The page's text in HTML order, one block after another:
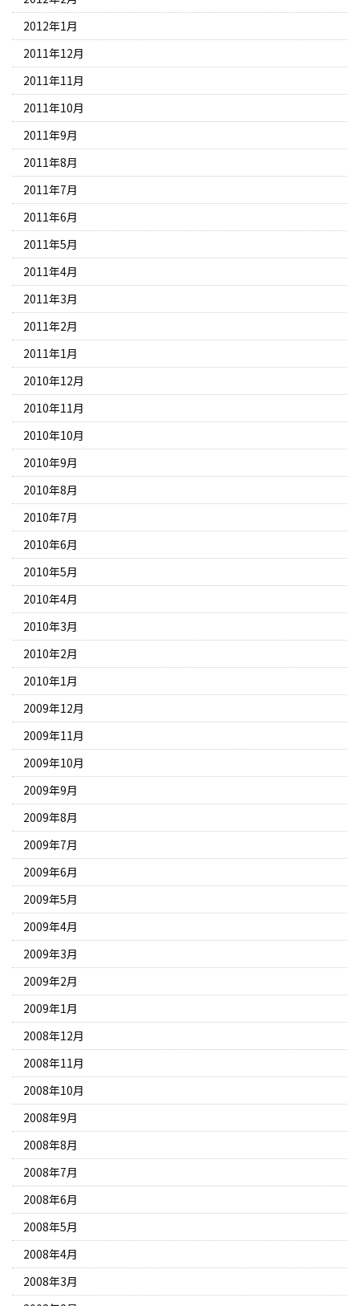
2012年1月
2011年12月
2011年11月
2011年10月
2011年9月
2011年8月
2011年7月
2011年6月
2011年5月
2011年4月
2011年3月
2011年2月
2011年1月
2010年12月
2010年11月
2010年10月
2010年9月
2010年8月
2010年7月
2010年6月
2010年5月
2010年4月
2010年3月
2010年2月
2010年1月
2009年12月
2009年11月
2009年10月
2009年9月
2009年8月
2009年7月
2009年6月
2009年5月
2009年4月
2009年3月
2009年2月
2009年1月
2008年12月
2008年11月
2008年10月
2008年9月
2008年8月
2008年7月
2008年6月
2008年5月
2008年4月
2008年3月